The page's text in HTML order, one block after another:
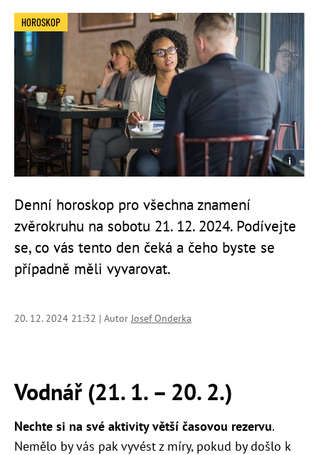
HOROSKOP
Denní horoskop pro všechna znamení
zvěrokruhu na sobotu 21. 12. 2024. Podívejte
se, co vás tento den čeká a čeho byste se
případně měli vyvarovat.
20. 12. 2024 21:32 | AutorJosef Onderka
Vodnář (21. 1. – 20. 2.)
Nechte si na své aktivity větší časovou rezervu.
Nemělo by vás pak vyvést z míry, pokud by došlo k